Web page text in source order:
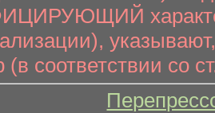
характер
(в соответствии со